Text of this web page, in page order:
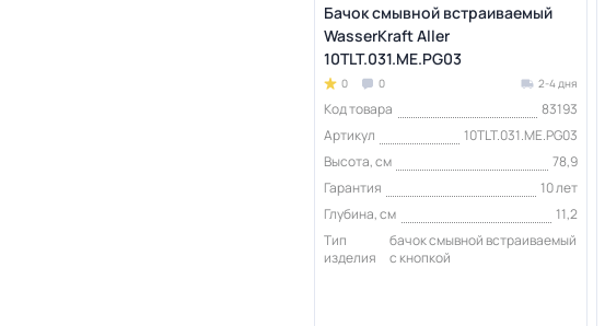
Бачок смывной встраиваемый
WasserKraft Aller
10TLT.031.ME.PG03
0 0 2-4 дня
Код товара
83193
Артикул
10TLT.031.ME.PG03
Высота, см
78,9
Гарантия
10 лет
Глубина, см
11,2
Тип
изделия
бачок смывной встраиваемый
с кнопкой